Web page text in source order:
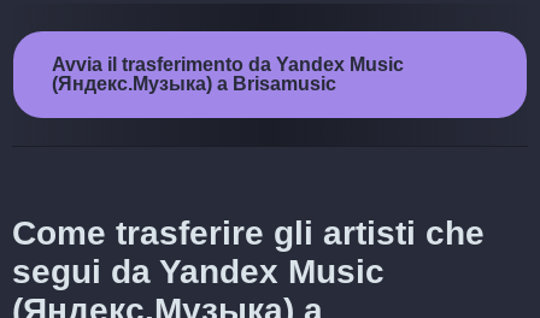
Avvia il trasferimento da Yandex Music
(Яндекс.Музыка) a Brisamusic
Come trasferire gli artisti che
segui da Yandex Music
(Яндекс.Музыка) a